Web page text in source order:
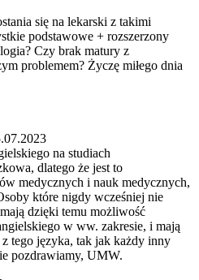
się na lekarski z takimi
podstawowe + rozszerzony
Czy brak matury z
problemem? Życzę miłego dnia
na studiach
dlatego że jest to
medycznych i nauk medycznych,
które nigdy wcześniej nie
dzięki temu możliwość
w ww. zakresie, i mają
tego języka, tak jak każdy inny
pozdrawiamy, UMW.